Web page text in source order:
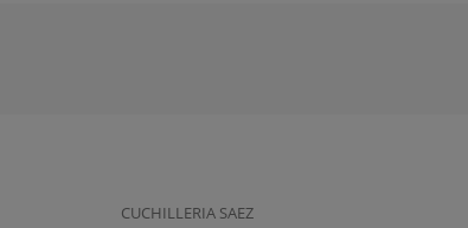
CUCHILLERIA SAEZ